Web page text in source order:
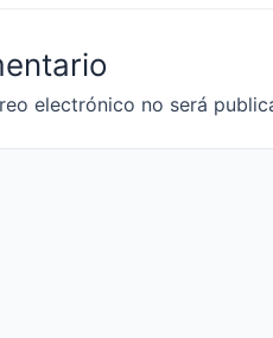
electrónico no será